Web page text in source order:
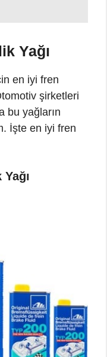
Yağı
en iyi fren
şirketleri
bu yağların
İşte en iyi fren